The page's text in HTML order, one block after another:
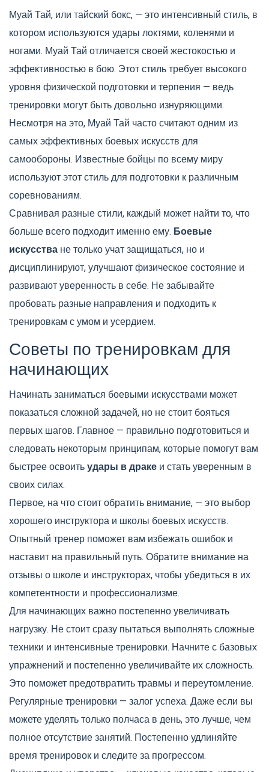
Муай Тай, или тайский бокс, — это интенсивный стиль, в
котором используются удары локтями, коленями и
ногами. Муай Тай отличается своей жестокостью и
эффективностью в бою. Этот стиль требует высокого
уровня физической подготовки и терпения — ведь
тренировки могут быть довольно изнуряющими.
Несмотря на это, Муай Тай часто считают одним из
самых эффективных боевых искусств для
самообороны. Известные бойцы по всему миру
используют этот стиль для подготовки к различным
соревнованиям.
Сравнивая разные стили, каждый может найти то, что
больше всего подходит именно ему. Боевые
искусства не только учат защищаться, но и
дисциплинируют, улучшают физическое состояние и
развивают уверенность в себе. Не забывайте
пробовать разные направления и подходить к
тренировкам с умом и усердием.
Советы по тренировкам для
начинающих
Начинать заниматься боевыми искусствами может
показаться сложной задачей, но не стоит бояться
первых шагов. Главное — правильно подготовиться и
следовать некоторым принципам, которые помогут вам
быстрее освоитьудары в драке и стать уверенным в
своих силах.
Первое, на что стоит обратить внимание, — это выбор
хорошего инструктора и школы боевых искусств.
Опытный тренер поможет вам избежать ошибок и
наставит на правильный путь. Обратите внимание на
отзывы о школе и инструкторах, чтобы убедиться в их
компетентности и профессионализме.
Для начинающих важно постепенно увеличивать
нагрузку. Не стоит сразу пытаться выполнять сложные
техники и интенсивные тренировки. Начните с базовых
упражнений и постепенно увеличивайте их сложность.
Это поможет предотвратить травмы и переутомление.
Регулярные тренировки — залог успеха. Даже если вы
можете уделять только полчаса в день, это лучше, чем
полное отсутствие занятий. Постепенно удлиняйте
время тренировок и следите за прогрессом.